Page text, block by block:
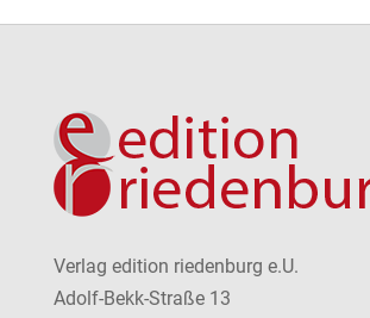
Verlag edition riedenburg e.U.
Adolf-Bekk-Straße 13